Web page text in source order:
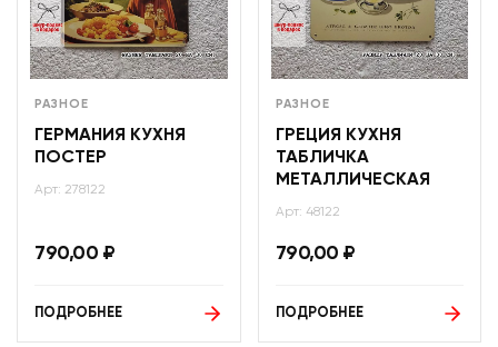
РАЗНОЕ
ГЕРМАНИЯ КУХНЯ
ПОСТЕР
Арт: 278122
790,00 ₽
ПОДРОБНЕЕ
РАЗНОЕ
ГРЕЦИЯ КУХНЯ
ТАБЛИЧКА
МЕТАЛЛИЧЕСКАЯ
Арт: 48122
790,00 ₽
ПОДРОБНЕЕ